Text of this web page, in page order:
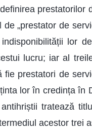
prestatorilor
„prestator de
lor
lucru; iar al
prestatori de
lor în credința în
tratează
acestor trei